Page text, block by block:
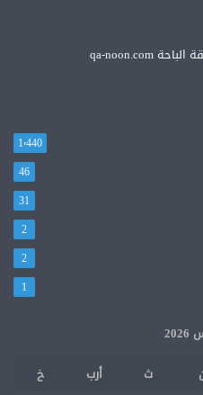
1٬440
46
31
2
2
1
ث أرب
خ